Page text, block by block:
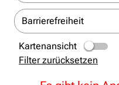
Barrierefreiheit
Kartenansicht
Filter zurücksetzen